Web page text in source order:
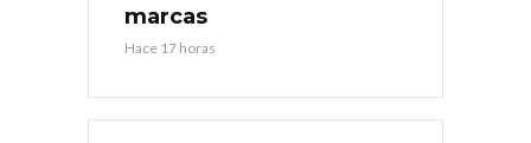
marcas
Hace 17 horas